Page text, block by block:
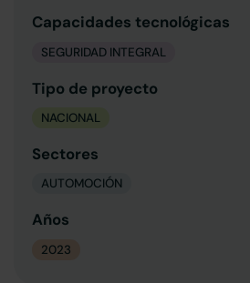
Capacidades tecnológicas
SEGURIDAD INTEGRAL
Tipo de proyecto
NACIONAL
Sectores
AUTOMOCIÓN
Años
2023